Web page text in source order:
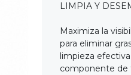
LIMPIA Y
Maximiza la
para eliminar
limpieza
componente de